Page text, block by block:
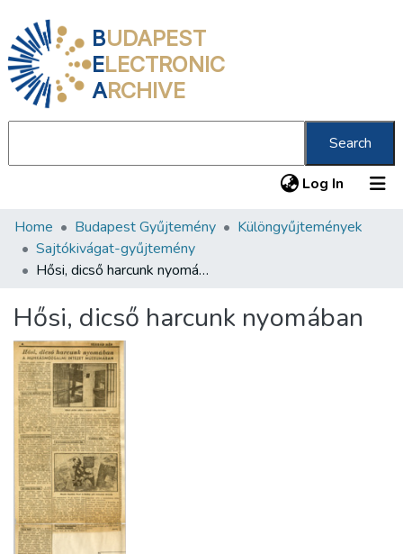
BUDAPEST
ELECTRONIC
ARCHIVE
Search
Log In (current)
Communities & Collections
All of DSpace
About us
Home Budapest Gyűjtemény
Különgyűjtemények
Sajtókivágat-gyűjtemény
Hősi, dicső harcunk nyomában
Hősi, dicső harcunk nyomában